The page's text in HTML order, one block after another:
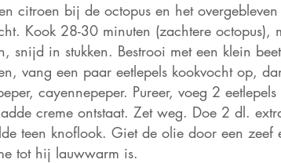
citroen bij de octopus en het
Kook 28-30 minuten (zachtere octopus),
snijd in stukken. Bestrooi met een klein
vang een paar eetlepels kookvocht op,
cayennepeper. Pureer, voeg 2
creme ontstaat. Zet weg. Doe 2 dl.
teen knoflook. Giet de olie door een
tot hij lauwwarm is.